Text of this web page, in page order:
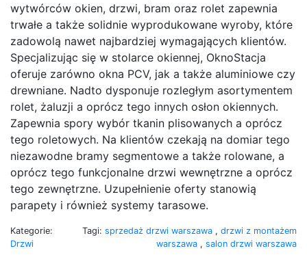
wytwórców okien, drzwi, bram oraz rolet zapewnia
trwałe a także solidnie wyprodukowane wyroby, które
zadowolą nawet najbardziej wymagających klientów.
Specjalizując się w stolarce okiennej, OknoStacja
oferuje zarówno okna PCV, jak a także aluminiowe czy
drewniane. Nadto dysponuje rozległym asortymentem
rolet, żaluzji a oprócz tego innych osłon okiennych.
Zapewnia spory wybór tkanin plisowanych a oprócz
tego roletowych. Na klientów czekają na domiar tego
niezawodne bramy segmentowe a także rolowane, a
oprócz tego funkcjonalne drzwi wewnętrzne a oprócz
tego zewnętrzne. Uzupełnienie oferty stanowią
parapety i również systemy tarasowe.
Kategorie:
Drzwi
Tagi: sprzedaż drzwi warszawa , drzwi z montażem
warszawa , salon drzwi warszawa